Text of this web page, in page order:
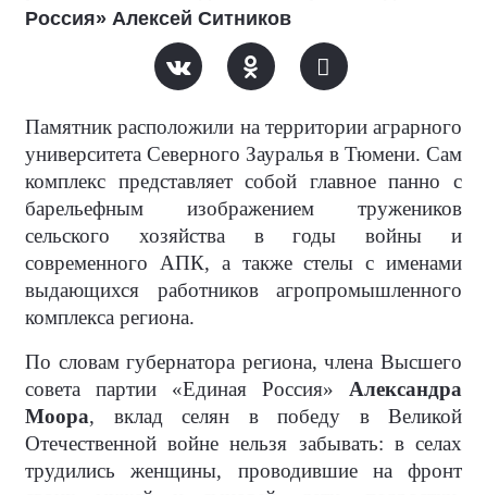
Россия» Алексей Ситников
Памятник расположили на территории аграрного
университета Северного Зауралья в Тюмени. Сам
комплекс представляет собой главное панно с
барельефным изображением тружеников
сельского хозяйства в годы войны и
современного АПК, а также стелы с именами
выдающихся работников агропромышленного
комплекса региона.
По словам губернатора региона, члена Высшего
совета партии «Единая Россия» Александра
Моора, вклад селян в победу в Великой
Отечественной войне нельзя забывать: в селах
трудились женщины, проводившие на фронт